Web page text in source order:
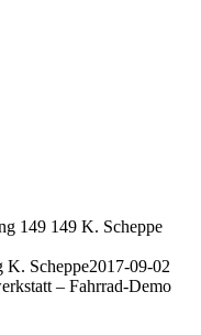
149 149 K. Scheppe
K. Scheppe2017-09-02
– Fahrrad-Demo